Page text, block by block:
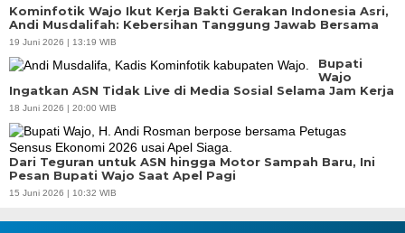
Kominfotik Wajo Ikut Kerja Bakti Gerakan Indonesia Asri,
Andi Musdalifah: Kebersihan Tanggung Jawab Bersama
19 Juni 2026 | 13:19 WIB
Bupati
Wajo
Ingatkan ASN Tidak Live di Media Sosial Selama Jam Kerja
18 Juni 2026 | 20:00 WIB
Dari Teguran untuk ASN hingga Motor Sampah Baru, Ini
Pesan Bupati Wajo Saat Apel Pagi
15 Juni 2026 | 10:32 WIB